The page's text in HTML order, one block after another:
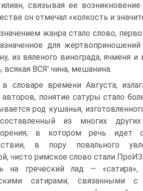
связывая ее
он отмечал «колкость и
жанра стало слово,
для
из вяленого винограда,
всякая ВСЯ' чина, мешанина.
словаре времени Августа,
авторов, понятие сатуры стало
род кушанья,
из многих
в ко­тором речь идет
в пору повального
чисто римское слово стали
на греческий лад —
сати­рами, связанными с